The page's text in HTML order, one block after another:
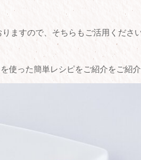
使った簡単レシピをご紹介をご紹介